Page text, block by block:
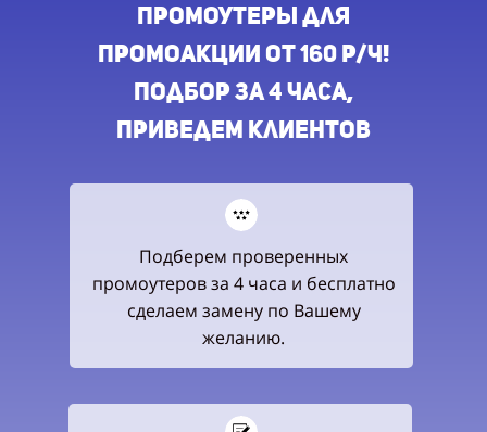
ПРОМОУТЕРы для
промоакции ОТ 160 Р/Ч!
подбор за 4 часа,
приведем клиентов
Подберем проверенных
промоутеров за 4 часа и бесплатно
сделаем замену по Вашему
желанию.